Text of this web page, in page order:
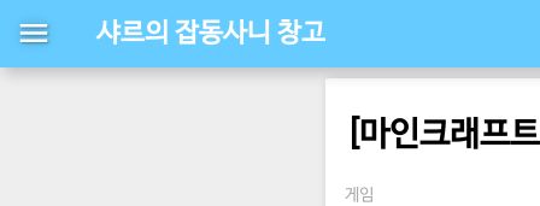
샤르의 잡동사니 창고
[마인크래프
게임